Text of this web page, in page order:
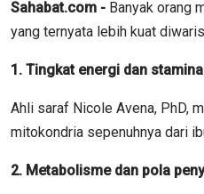
Sahabat.com - Banyak orang
yang ternyata lebih kuat
1. Tingkat energi dan
Ahli saraf Nicole Avena, PhD,
mitokondria sepenuhnya dari
2. Metabolisme dan pola